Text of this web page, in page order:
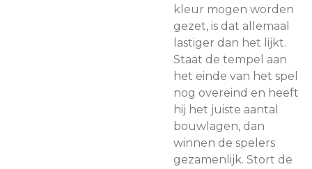
kleur mogen worden
gezet, is dat allemaal
lastiger dan het lijkt.
Staat de tempel aan
het einde van het spel
nog overeind en heeft
hij het juiste aantal
bouwlagen, dan
winnen de spelers
gezamenlijk. Stort de